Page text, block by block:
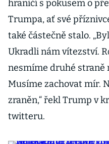
hraničí s pokusem o
Trumpa, ať své
také částečně stalo.
Ukradli nám vítezství.
nesmíme druhé straně
Musíme zachovat mír.
zraněn,“ řekl Trump v
twitteru.